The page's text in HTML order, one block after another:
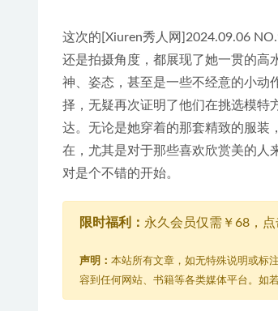
这次的[Xiuren秀人网]2024.09.06
还是拍摄角度，都展现了她一贯的高
神、姿态，甚至是一些不经意的小动
择，无疑再次证明了他们在挑选模特
达。无论是她穿着的那套精致的服装
在，尤其是对于那些喜欢欣赏美的人
对是个不错的开始。
限时福利： 永久会员仅需￥68，点
声明： 本站所有文章，如无特殊说明或标
容到任何网站、书籍等各类媒体平台。如